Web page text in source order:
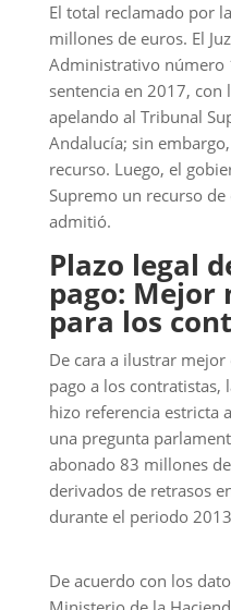
El total reclamado por
millones de euros. El
Administrativo número
sentencia en 2017, con
apelando al Tribunal
Andalucía; sin
recurso. Luego, el
Supremo un recurso
admitió.
Plazo legal
pago: Mejor
para los
De cara a ilustrar
pago a los contratistas,
hizo referencia estricta
una pregunta
abonado 83 millones
derivados de retrasos
durante el periodo
De acuerdo con los